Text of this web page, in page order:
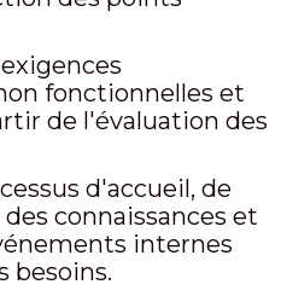
fonctionnelles et
de l'évaluation des
d'accueil, de
connaissances et
internes
besoins.